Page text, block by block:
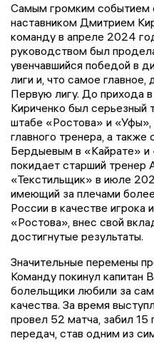
Самым громким событием
наставником Дмитрием
команду в апреле 2024
руководством был
увенчавшийся победой в
лиги и, что самое
Первую лигу. До прихода
Кириченко был серьезный
штабе «Ростова» и «Уфы»,
главного тренера, а
Бердыевым в «Кайрате»
покидает старший тренер
«Текстильщик» в июле
имеющий за плечами
России в качестве игрока
«Ростова», внес свой
достигнутые результаты.
Значительные перемены
Команду покинул капитан
болельщики любили за
качества. За время
провел 52 матча, забил 15
передач, став одним из